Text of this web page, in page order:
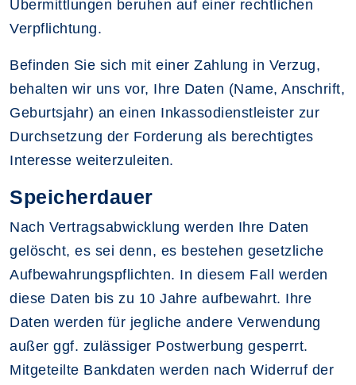
Übermittlungen beruhen auf einer rechtlichen
Verpflichtung.
Befinden Sie sich mit einer Zahlung in Verzug,
behalten wir uns vor, Ihre Daten (Name, Anschrift,
Geburtsjahr) an einen Inkassodienstleister zur
Durchsetzung der Forderung als berechtigtes
Interesse weiterzuleiten.
Speicherdauer
Nach Vertragsabwicklung werden Ihre Daten
gelöscht, es sei denn, es bestehen gesetzliche
Aufbewahrungspflichten. In diesem Fall werden
diese Daten bis zu 10 Jahre aufbewahrt. Ihre
Daten werden für jegliche andere Verwendung
außer ggf. zulässiger Postwerbung gesperrt.
Mitgeteilte Bankdaten werden nach Widerruf der